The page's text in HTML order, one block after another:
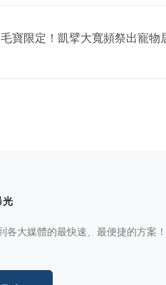
毛寶限定！凱擘大寬頻祭出寵物
各大媒體的最快速、最便捷的方案！